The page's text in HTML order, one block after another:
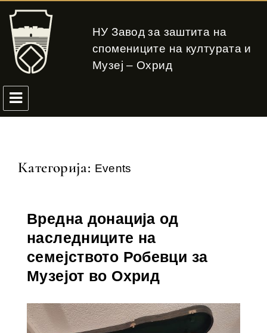
НУ Завод за заштита на
спомениците на културата и
Музеј – Охрид
Категорија: Events
Вредна донација од
наследниците на
семејството Робевци за
Музејот во Охрид